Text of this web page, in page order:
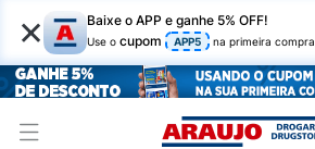
× Baixe o APP e ganhe 5% OFF!
Use o cupom APP5 na primeira compra